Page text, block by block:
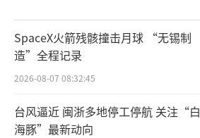
SpaceX火箭残骸撞击月球 “无锡制
造”全程记录
2026-08-07 08:32:45
台风逼近 闽浙多地停工停航 关注“白
海豚”最新动向